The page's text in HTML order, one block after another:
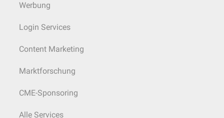
Werbung
Login Services
Content Marketing
Marktforschung
CME-Sponsoring
Alle Services